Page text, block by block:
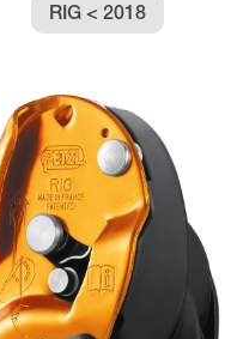
RIG < 2018